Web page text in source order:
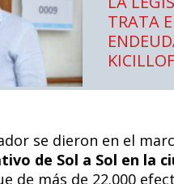
TRATA
KICILLOF
se dieron en el
de Sol a Sol en la
de más de 22.000